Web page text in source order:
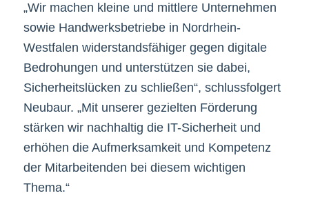
„Wir machen kleine und mittlere Unternehmen
sowie Handwerksbetriebe in Nordrhein-
Westfalen widerstandsfähiger gegen digitale
Bedrohungen und unterstützen sie dabei,
Sicherheitslücken zu schließen“, schlussfolgert
Neubaur. „Mit unserer gezielten Förderung
stärken wir nachhaltig die IT-Sicherheit und
erhöhen die Aufmerksamkeit und Kompetenz
der Mitarbeitenden bei diesem wichtigen
Thema.“